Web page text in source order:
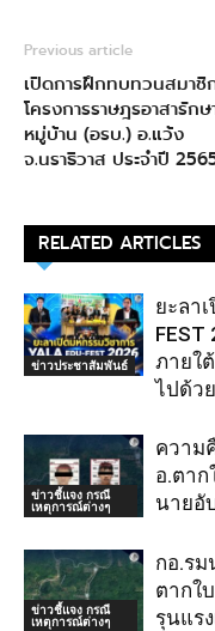
Previous article
เปิดการฝึกทบทวนสมาชิ
โครงการราษฎรอาสารักษ
หมู่บ้าน (อรบ.) อ.แว้ง
จ.นราธิวาส ประจำปี
RELATED ARTICLES
ข่าวประชาสัมพันธ์
ยะลา
FEST
ภายใ
ไปด้ว
ข่าวชี้แจง กรณี
เหตุการณ์ต่างๆ
ความ
อ.ตาก
นายอั
ข่าวชี้แจง กรณี
เหตุการณ์ต่างๆ
กอ.รม
ตากใ
รุนแร